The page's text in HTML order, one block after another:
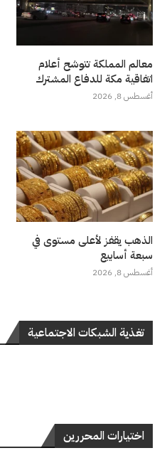
معالم المملكة تتوشح أعلام
اتفاقية مكة للدفاع المشترك
أغسطس 8, 2026
الذهب يقفز لأعلى مستوى في
سبعة أسابيع
أغسطس 8, 2026
تغذية الشبكات الاجتماعية
اختيارات المحررين